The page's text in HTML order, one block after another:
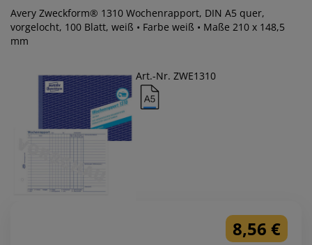
Avery Zweckform® 1310 Wochenrapport, DIN A5 quer,
vorgelocht, 100 Blatt, weiß • Farbe weiß • Maße 210 x 148,5
mm
Art.-Nr. ZWE1310
8,56 €